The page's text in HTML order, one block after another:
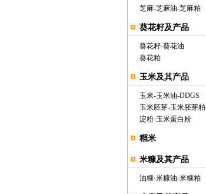
芝麻-芝麻油-芝麻粕
葵花籽及产品
葵花籽-葵花油
葵花粕
玉米及其产品
玉米-玉米油-DDGS
玉米胚芽-玉米胚芽粕
淀粉-玉米蛋白粉
稻米
米糠及其产品
油糠-米糠油-米糠粕